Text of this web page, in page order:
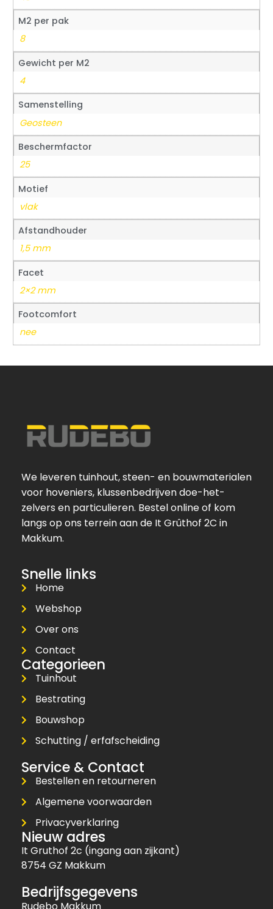
M2 per pak
8
Gewicht per M2
4
Samenstelling
Geosteen
Beschermfactor
25
Motief
vlak
Afstandhouder
1,5 mm
Facet
2×2 mm
Footcomfort
nee
We leveren tuinhout, steen- en bouwmaterialen
voor hoveniers, klussenbedrijven doe-het-
zelvers en particulieren. Bestel online of kom
langs op ons terrein aan de It Grûthof 2C in
Makkum.
Snelle links
Home
Webshop
Over ons
Contact
Categorieen
Tuinhout
Bestrating
Bouwshop
Schutting / erfafscheiding
Service & Contact
Bestellen en retourneren
Algemene voorwaarden
Privacyverklaring
Nieuw adres
It Gruthof 2c (ingang aan zijkant)
8754 GZ Makkum
Bedrijfsgegevens
Rudebo Makkum